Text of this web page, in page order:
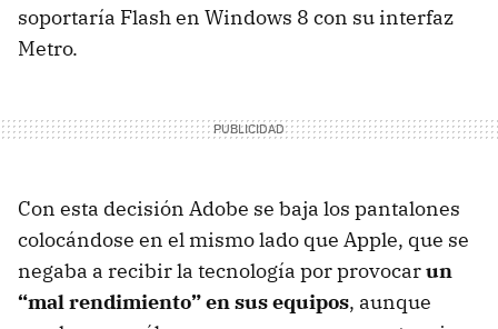
soportaría Flash en Windows 8 con su interfaz
Metro.
Con esta decisión Adobe se baja los pantalones
colocándose en el mismo lado que Apple, que se
negaba a recibir la tecnología por provocarun
“mal rendimiento” en sus equipos, aunque